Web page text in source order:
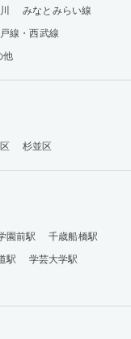
みなとみらい線
線・西武線
他
杉並区
園前駅
千歳船橋駅
駅
学芸大学駅